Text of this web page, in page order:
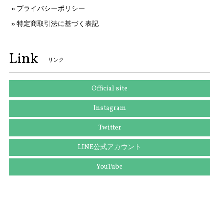
送料無料 ディオール ネクタイ ワイドタイ シルク 黄色 イエロー グレー 紫色 ビジネス カジュアル ブランド 鍵 植物 フランス製 綺麗 N516
2025/09/03
プライバシーポリシー
特定商取引法に基づく表記
Link リンク
Official site
Instagram
Twitter
LINE公式アカウント
YouTube